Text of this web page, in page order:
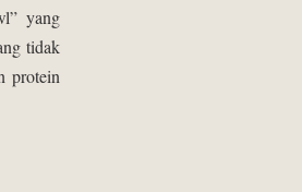
yang
tidak
protein